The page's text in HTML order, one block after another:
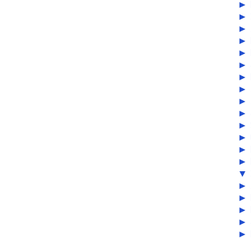
►
►
►
►
►
►
►
►
►
►
►
►
►
►
▼
►
►
►
►
►